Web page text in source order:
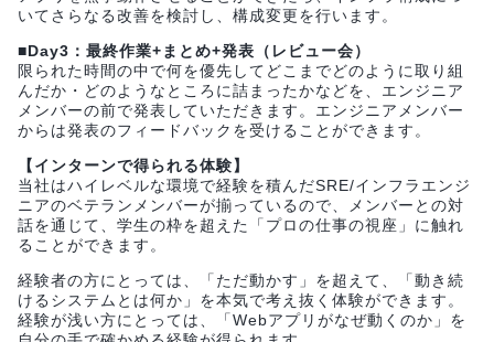
いてさらなる改善を検討し、構成変更を行います。
■Day3：最終作業+まとめ+発表（レビュー会）
限られた時間の中で何を優先してどこまでどのように取り組
んだか・どのようなところに詰まったかなどを、エンジニア
メンバーの前で発表していただきます。エンジニアメンバー
からは発表のフィードバックを受けることができます。
【インターンで得られる体験】
当社はハイレベルな環境で経験を積んだSRE/インフラエンジ
ニアのベテランメンバーが揃っているので、メンバーとの対
話を通じて、学生の枠を超えた「プロの仕事の視座」に触れ
ることができます。
経験者の方にとっては、「ただ動かす」を超えて、「動き続
けるシステムとは何か」を本気で考え抜く体験ができます。
経験が浅い方にとっては、「Webアプリがなぜ動くのか」を